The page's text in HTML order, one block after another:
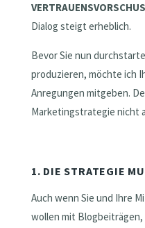
Dialog steigt erheblich.
Bevor Sie nun
produzieren, möchte ich
Anregungen mitgeben.
Marketingstrategie nicht
1. DIE STRATEGIE
Auch wenn Sie und Ihre
wollen mit Blogbeiträgen,